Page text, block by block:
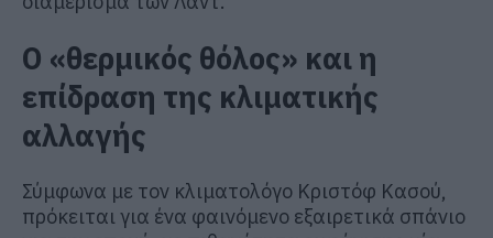
Ο «θερμικός θόλος» και η
επίδραση της κλιματικής
αλλαγής
Σύμφωνα με τον κλιματολόγο Κριστόφ Κασού,
πρόκειται για ένα φαινόμενο εξαιρετικά σπάνιο